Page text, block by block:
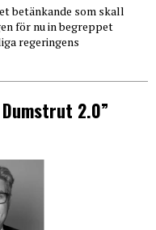
betänkande som skall
för nu in begreppet
regeringens
2.0”